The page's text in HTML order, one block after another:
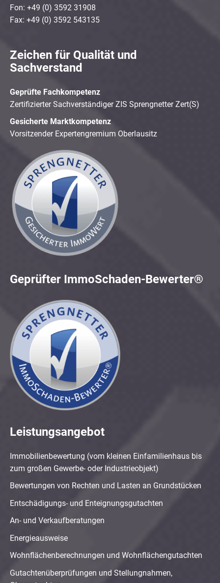
Fon: +49 (0) 3592 31908
Fax: +49 (0) 3592 543135
Zeichen für Qualität und
Sachverstand
Geprüfte Fachkompetenz
Zertifizierter Sachverständiger ZIS Sprengnetter Zert(S)
Gesicherte Marktkompetenz
Vorsitzender Expertengremium Oberlausitz
Geprüfter ImmoSchaden-Bewerter®
Leistungsangebot
Immobilienbewertung (vom kleinen Einfamilienhaus bis
zum großen Gewerbe- oder Industrieobjekt)
Bewertungen von Rechten und Lasten an Grundstücken
Entschädigungs- und Enteignungsgutachten
An- und Verkaufberatungen
Energieausweise
Wohnflächenberechnungen und Wohnflächengutachten
Gutachtenüberprüfungen und Stellungnahmen,